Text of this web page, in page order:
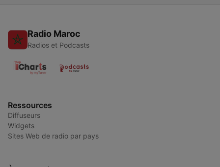
Radio Maroc
Radios et Podcasts
Ressources
Diffuseurs
Widgets
Sites Web de radio par pays